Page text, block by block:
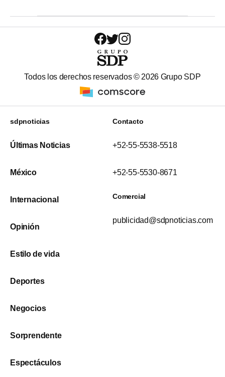
Todos los derechos reservados © 2026 Grupo SDP
sdpnoticias
Últimas Noticias
México
Internacional
Opinión
Estilo de vida
Deportes
Negocios
Sorprendente
Espectáculos
Contacto
+52-55-5538-5518
+52-55-5530-8671
Comercial
publicidad@sdpnoticias.com